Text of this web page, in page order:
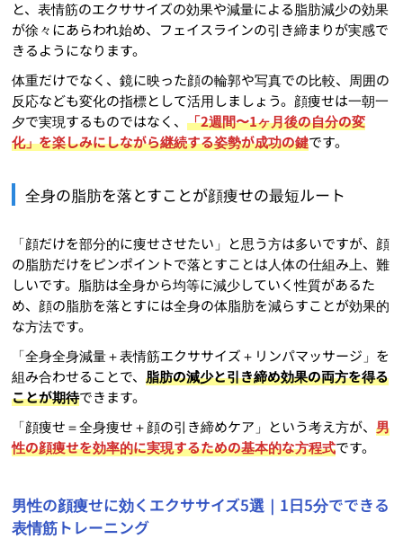
と、表情筋のエクササイズの効果や減量による脂肪減少の効果
が徐々にあらわれ始め、フェイスラインの引き締まりが実感で
きるようになります。
体重だけでなく、鏡に映った顔の輪郭や写真での比較、周囲の
反応なども変化の指標として活用しましょう。顔痩せは一朝一
夕で実現するものではなく、「2週間〜1ヶ月後の自分の変
化」を楽しみにしながら継続する姿勢が成功の鍵です。
全身の脂肪を落とすことが顔痩せの最短ルート
「顔だけを部分的に痩せさせたい」と思う方は多いですが、顔
の脂肪だけをピンポイントで落とすことは人体の仕組み上、難
しいです。脂肪は全身から均等に減少していく性質があるた
め、顔の脂肪を落とすには全身の体脂肪を減らすことが効果的
な方法です。
「全身全身減量＋表情筋エクササイズ＋リンパマッサージ」を
組み合わせることで、脂肪の減少と引き締め効果の両方を得る
ことが期待できます。
「顔痩せ＝全身痩せ＋顔の引き締めケア」という考え方が、男
性の顔痩せを効率的に実現するための基本的な方程式です。
男性の顔痩せに効くエクササイズ5選｜1日5分でできる
表情筋トレーニング